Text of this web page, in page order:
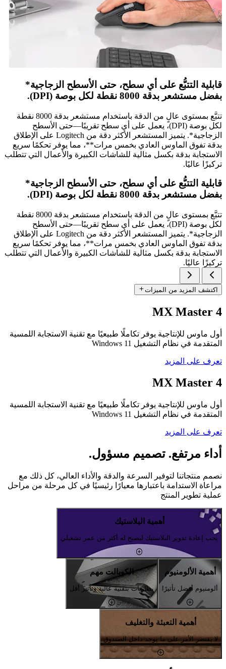
قابلية التتبُّع على أي سطح، حتى الأسطح الزجاجية*
بفضل مستشعر بدقة 8000 نقطة لكل بوصة (‎DPI‏).
تتبَّع بمستوى عالٍ من الدقة باستخدام مستشعر بدقة 8000 نقطة
لكل بوصة (‎DPI‏)، يعمل على أي سطح تقريبًا—حتى الأسطح
الزجاجية*. يتميز المستشعر الأكثر دقة من Logitech على الإطلاق
بدقة تفوق الماوس العادي بخمس مرات**، مما يوفر تحكمًا سريع
الاستجابة بدقة بكسل مثالية للشاشات الكبيرة والأعمال التي تتطلب
تركيزًا عاليًا.
قابلية التتبُّع على أي سطح، حتى الأسطح الزجاجية*
بفضل مستشعر بدقة 8000 نقطة لكل بوصة (‎DPI‏).
تتبَّع بمستوى عالٍ من الدقة باستخدام مستشعر بدقة 8000 نقطة
لكل بوصة (‎DPI‏)، يعمل على أي سطح تقريبًا—حتى الأسطح
الزجاجية*. يتميز المستشعر الأكثر دقة من Logitech على الإطلاق
بدقة تفوق الماوس العادي بخمس مرات**، مما يوفر تحكمًا سريع
الاستجابة بدقة بكسل مثالية للشاشات الكبيرة والأعمال التي تتطلب
تركيزًا عاليًا.
اكتشف المزيد من الميزات
MX Master 4
أول ماوس للإنتاجية يوفر تكاملًا طبيعيًا مع تقنية الاستجابة اللمسية
المتقدمة في نظام التشغيل ‎Windows 11‏
تعرف على المزيد
MX Master 4
أول ماوس للإنتاجية يوفر تكاملًا طبيعيًا مع تقنية الاستجابة اللمسية
المتقدمة في نظام التشغيل ‎Windows 11‏
تعرف على المزيد
أداء مرتفع. تصميم مسؤول.
نصمم منتجاتنا لتوفير السرعة والدقة والأداء العالي، كل ذلك مع
مراعاة الاستدامة باعتبارها معيارًا رئيسيًا في كل مرحلة من مراحل
عملية تطوير المنتج
أهمية البلاستيك
يجب إعادة تدوير البلاستيك ليصبح له أكثر من عمر تشغيلي
أهمية الألومنيوم
ألومنيوم أفضل تأثيرًا
الكوبالت مهم
بطاريات بتقنية عالية وتأثير أقل
أهمية التعبئة والتغليف
لا يقتصر الأمر على ما يوجد داخل الصندوق